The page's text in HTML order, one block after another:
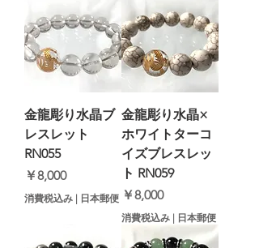
金龍彫り水晶ブ
レスレット
RN055
価格
￥8,000
消費税込み | 日本郵便
金龍彫り水晶×
ホワイトターコ
イズブレスレッ
ト RN059
価格
￥8,000
消費税込み | 日本郵便